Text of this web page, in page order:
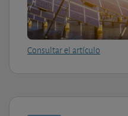
Consultar el artículo